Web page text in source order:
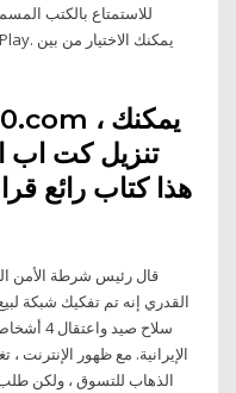
تنزيل كت اب
هذا كتاب رائع
سلاح صيد
الإيرانية. مع ظهور الإنترنت
الذهاب للتسوق ، ولكن